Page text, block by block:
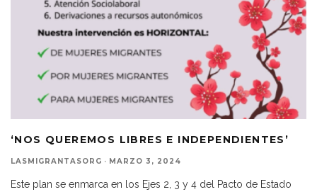
‘NOS QUEREMOS LIBRES E INDEPENDIENTES’
LASMIGRANTASORG · MARZO 3, 2024
Este plan se enmarca en los Ejes 2, 3 y 4 del Pacto de Estado